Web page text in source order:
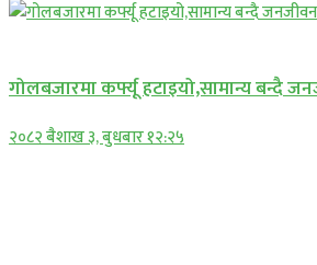
गोलबजारमा कर्फ्यू हटाइयो,सामान्य बन्दै
२०८२ बैशाख ३, बुधबार १२:२५